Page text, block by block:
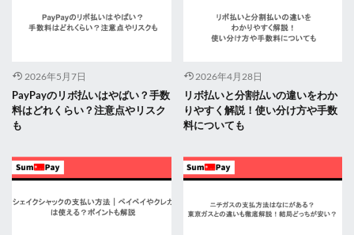
2026年5月7日
PayPayのリボ払いはやばい？手数
料はどれくらい？注意点やリスク
も
2026年4月28日
リボ払いと分割払いの違いをわか
りやすく解説！使い分け方や手数
料についても